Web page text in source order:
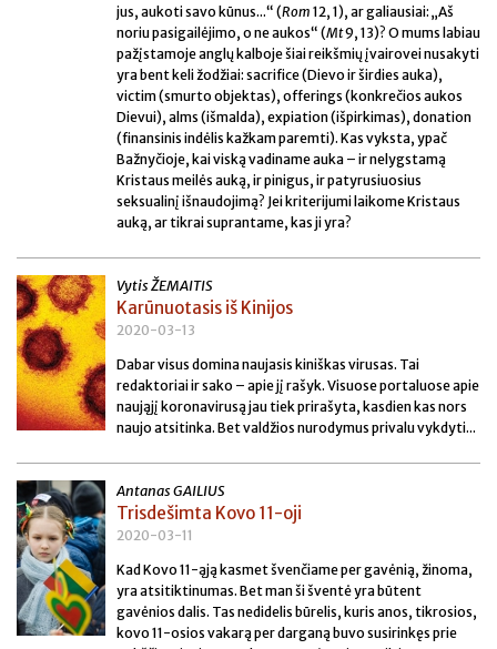
jus, aukoti savo kūnus...“ (Rom 12, 1), ar galiausiai: „Aš
noriu pasigailėjimo, o ne aukos“ (Mt9, 13)? O mums labiau
pažįstamoje anglų kalboje šiai reikšmių įvairovei nusakyti
yra bent keli žodžiai: sacrifice (Dievo ir širdies auka),
victim (smurto objektas), offerings (konkrečios aukos
Dievui), alms (išmalda), expiation (išpirkimas), donation
(finansinis indėlis kažkam paremti). Kas vyksta, ypač
Bažnyčioje, kai viską vadiname auka – ir nelygstamą
Kristaus meilės auką, ir pinigus, ir patyrusiuosius
seksualinį išnaudojimą? Jei kriterijumi laikome Kristaus
auką, ar tikrai suprantame, kas ji yra?
Vytis ŽEMAITIS
Karūnuotasis iš Kinijos
2020-03-13
Dabar visus domina naujasis kiniškas virusas. Tai
redaktoriai ir sako – apie jį rašyk. Visuose portaluose apie
naująjį koronavirusą jau tiek prirašyta, kasdien kas nors
naujo atsitinka. Bet valdžios nurodymus privalu vykdyti...
Antanas GAILIUS
Trisdešimta Kovo 11-oji
2020-03-11
Kad Kovo 11-ąją kasmet švenčiame per gavėnią, žinoma,
yra atsitiktinumas. Bet man ši šventė yra būtent
gavėnios dalis. Tas nedidelis būrelis, kuris anos, tikrosios,
kovo 11-osios vakarą per darganą buvo susirinkęs prie